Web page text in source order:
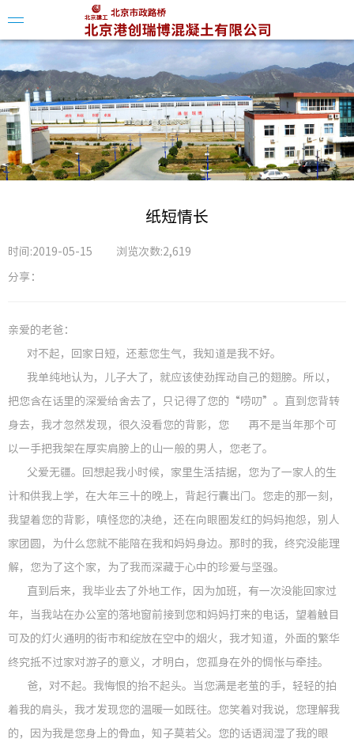
企业简
组织架
创新成
党风廉
共青团
员工风
纸短情长
时间:2019-05-15 浏览次数:2,619
分享：
亲爱的老爸：
对不起，回家日短，还惹您生气，我知道是我不好。
我单纯地认为，儿子大了，就应该使劲挥动自己的翅膀。所以，
把您含在话里的深爱给舍去了，只记得了您的“唠叨”。直到您背转
身去，我才忽然发现，很久没看您的背影，您 再不是当年那个可
以一手把我架在厚实肩膀上的山一般的男人，您老了。
父爱无疆。回想起我小时候，家里生活拮据，您为了一家人的生
计和供我上学，在大年三十的晚上，背起行囊出门。您走的那一刻，
我望着您的背影，嗔怪您的决绝，还在向眼圈发红的妈妈抱怨，别人
家团圆，为什么您就不能陪在我和妈妈身边。那时的我，终究没能理
解，您为了这个家，为了我而深藏于心中的珍爱与坚强。
直到后来，我毕业去了外地工作，因为加班，有一次没能回家过
年，当我站在办公室的落地窗前接到您和妈妈打来的电话，望着触目
可及的灯火通明的街市和绽放在空中的烟火，我才知道，外面的繁华
终究抵不过家对游子的意义，才明白，您孤身在外的惆怅与牵挂。
爸，对不起。我悔恨的抬不起头。当您满是老茧的手，轻轻的拍
着我的肩头，我才发现您的温暖一如既往。您笑着对我说，您理解我
的，因为我是您身上的骨血，知子莫若父。您的话语润湿了我的眼